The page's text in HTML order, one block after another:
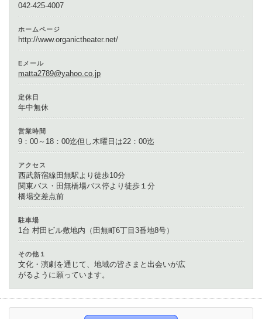
042-425-4007
ホームページ
http://www.organictheater.net/
Eメール
matta2789@yahoo.co.jp
定休日
年中無休
営業時間
9：00～18：00迄但し木曜日は22：00迄
アクセス
西武新宿線田無駅より徒歩10分
関東バス・田無橋場バス停より徒歩１分
橋場交差点前
駐車場
1台 村田ビル敷地内（田無町6丁目3番地8号）
その他１
文化・演劇を通じて、地域の皆さまと出会いが広
がるように願っています。